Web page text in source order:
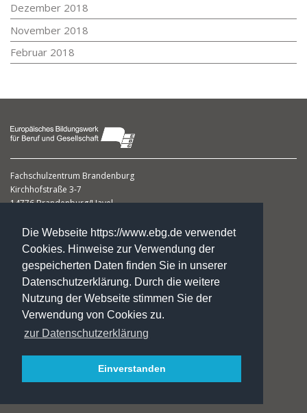
Die Webseite https://www.ebg.de verwendet
Cookies. Hinweise zur Verwendung der
gespeicherten Daten finden Sie in unserer
Datenschutzerklärung. Durch die weitere
Nutzung der Webseite stimmen Sie der
Verwendung von Cookies zu.
zur Datenschutzerklärung
Einverstanden
Dezember 2018
November 2018
Februar 2018
Fachschulzentrum Brandenburg
Kirchhofstraße 3-7
14776 Brandenburg/Havel
Frau Sabine Wilhelm M.A.
Leiterin
Telefon: 0 33 81. 70 24 56
Telefax: 0 33 81. 70 27 98
fs-brandenburg@ebg.de
Impressum
Datenschutzerklärung
Jobs/Praktika